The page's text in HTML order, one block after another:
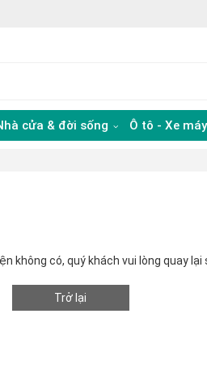
cửa & đời sống Ô tô - Xe
không có, quý khách vui lòng quay lại
Trở lại